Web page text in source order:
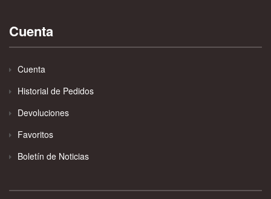
Cuenta
Cuenta
Historial de Pedidos
Devoluciones
Favoritos
Boletín de Noticias